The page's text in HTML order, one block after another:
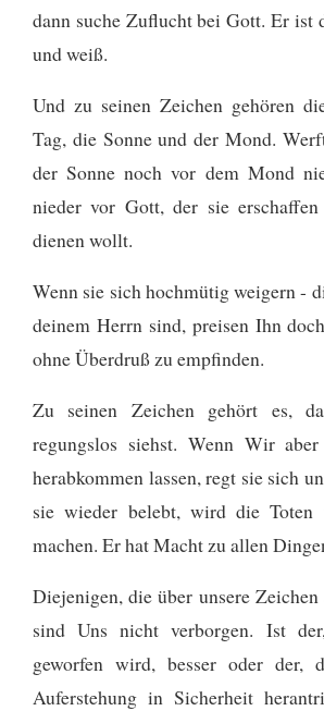
dann suche Zuflucht bei Gott. Er ist
und weiß.
Und zu seinen Zeichen gehören
Tag, die Sonne und der Mond.
der Sonne noch vor dem Mond
nieder vor Gott, der sie
dienen wollt.
Wenn sie sich hochmütig weigern -
deinem Herrn sind, preisen Ihn
ohne Überdruß zu empfinden.
Zu seinen Zeichen gehört es,
regungslos siehst. Wenn Wir
herabkommen lassen, regt sie sich
sie wieder belebt, wird die Toten
machen. Er hat Macht zu allen
Diejenigen, die über unsere Zeichen
sind Uns nicht verborgen. Ist
geworfen wird, besser oder der,
Auferstehung in Sicherheit